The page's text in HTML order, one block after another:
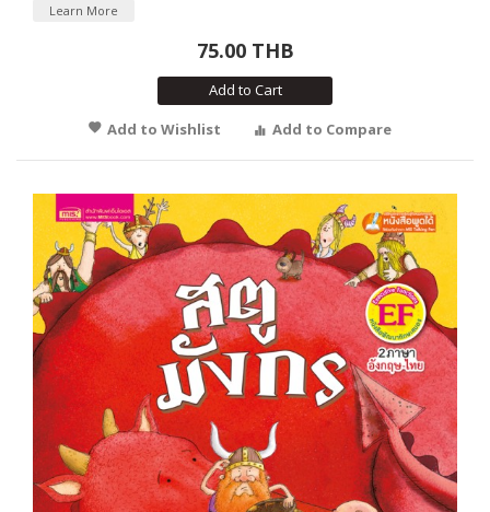
Learn More
75.00 THB
Add to Cart
Add to Wishlist
Add to Compare